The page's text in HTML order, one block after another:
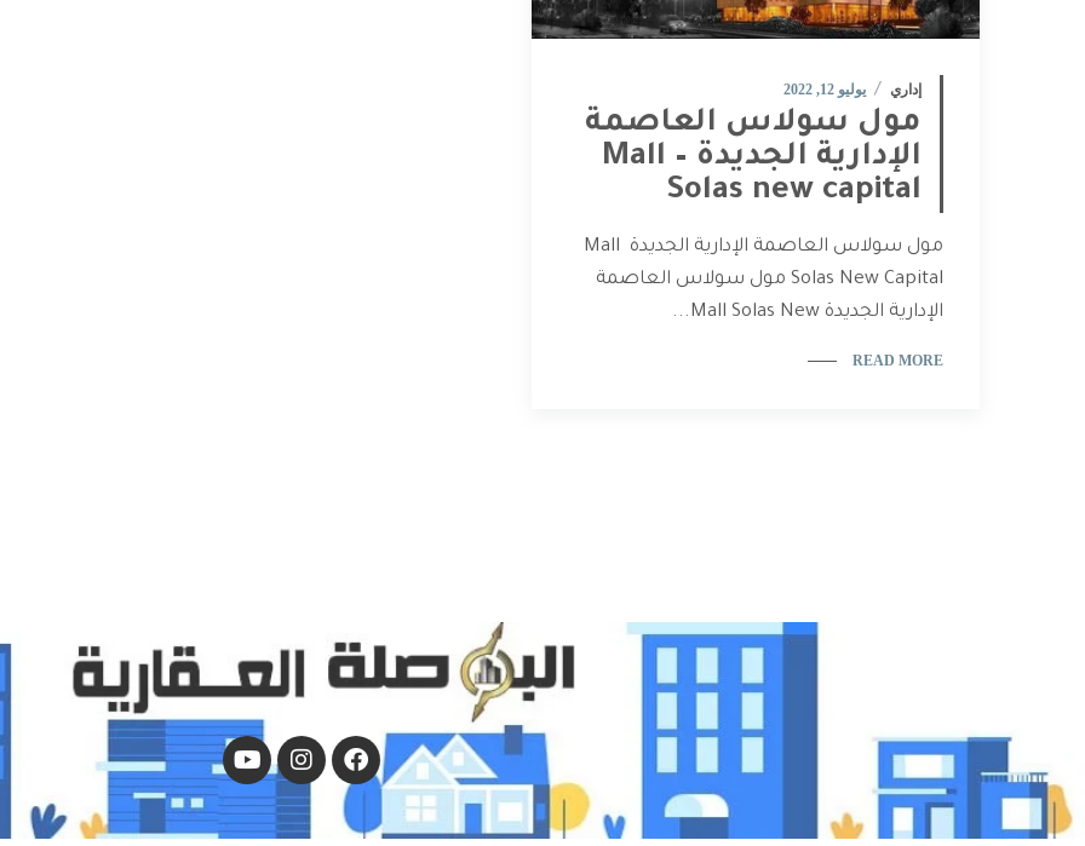
إداري يوليو 12, 2022
مول سولاس العاصمة
الإدارية الجديدة – Mall
Solas new capital
مول سولاس العاصمة الإدارية الجديدة Mall
Solas New Capital مول سولاس العاصمة
الإدارية الجديدة Mall Solas New...
READ MORE